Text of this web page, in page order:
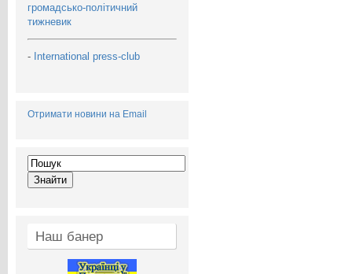
громадсько-політичний
тижневик
- International press-club
Отримати новини на Email
Наш банер